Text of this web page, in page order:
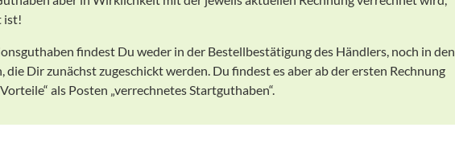
ist!
findest Du weder in der Bestellbestätigung des Händlers, noch in den
die Dir zunächst zugeschickt werden. Du findest es aber ab der ersten Rechnung
als Posten „verrechnetes Startguthaben“.